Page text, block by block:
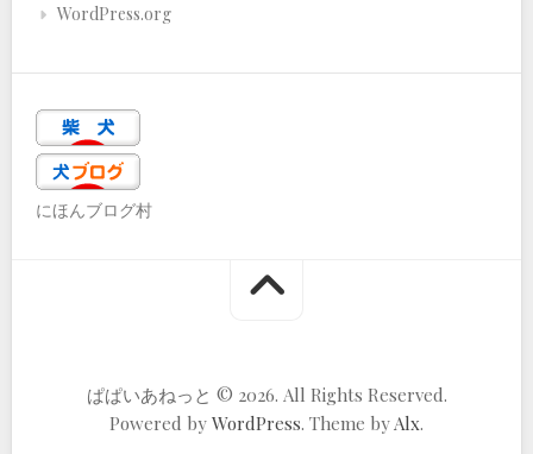
WordPress.org
にほんブログ村
ぱぱいあねっと © 2026. All Rights Reserved.
Powered by WordPress. Theme byAlx.